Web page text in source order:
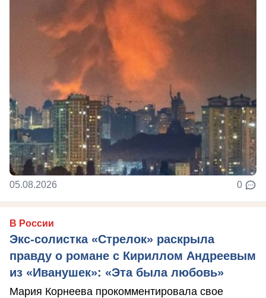
05.08.2026 0
В России
Экс-солистка «Стрелок» раскрыла
правду о романе с Кириллом Андреевым
из «Иванушек»: «Эта была любовь»
Мария Корнеева прокомментировала свое